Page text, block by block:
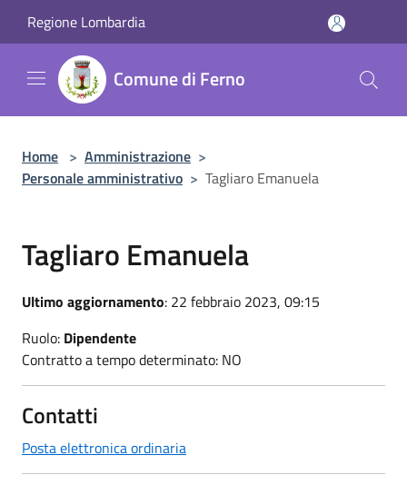
Regione Lombardia
Comune di Ferno
Home > Amministrazione >
Personale amministrativo > Tagliaro Emanuela
Tagliaro Emanuela
Ultimo aggiornamento: 22 febbraio 2023, 09:15
Ruolo: Dipendente
Contratto a tempo determinato: NO
Contatti
Posta elettronica ordinaria